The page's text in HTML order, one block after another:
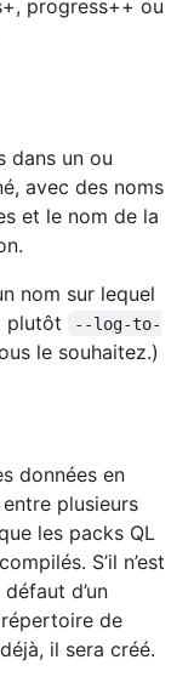
progress++ ou
dans un ou
avec des noms
et le nom de la
nom sur lequel
plutôt
--log-to-
le souhaitez.)
données en
plusieurs
les packs QL
S’il n’est
d’un
de
il sera créé.